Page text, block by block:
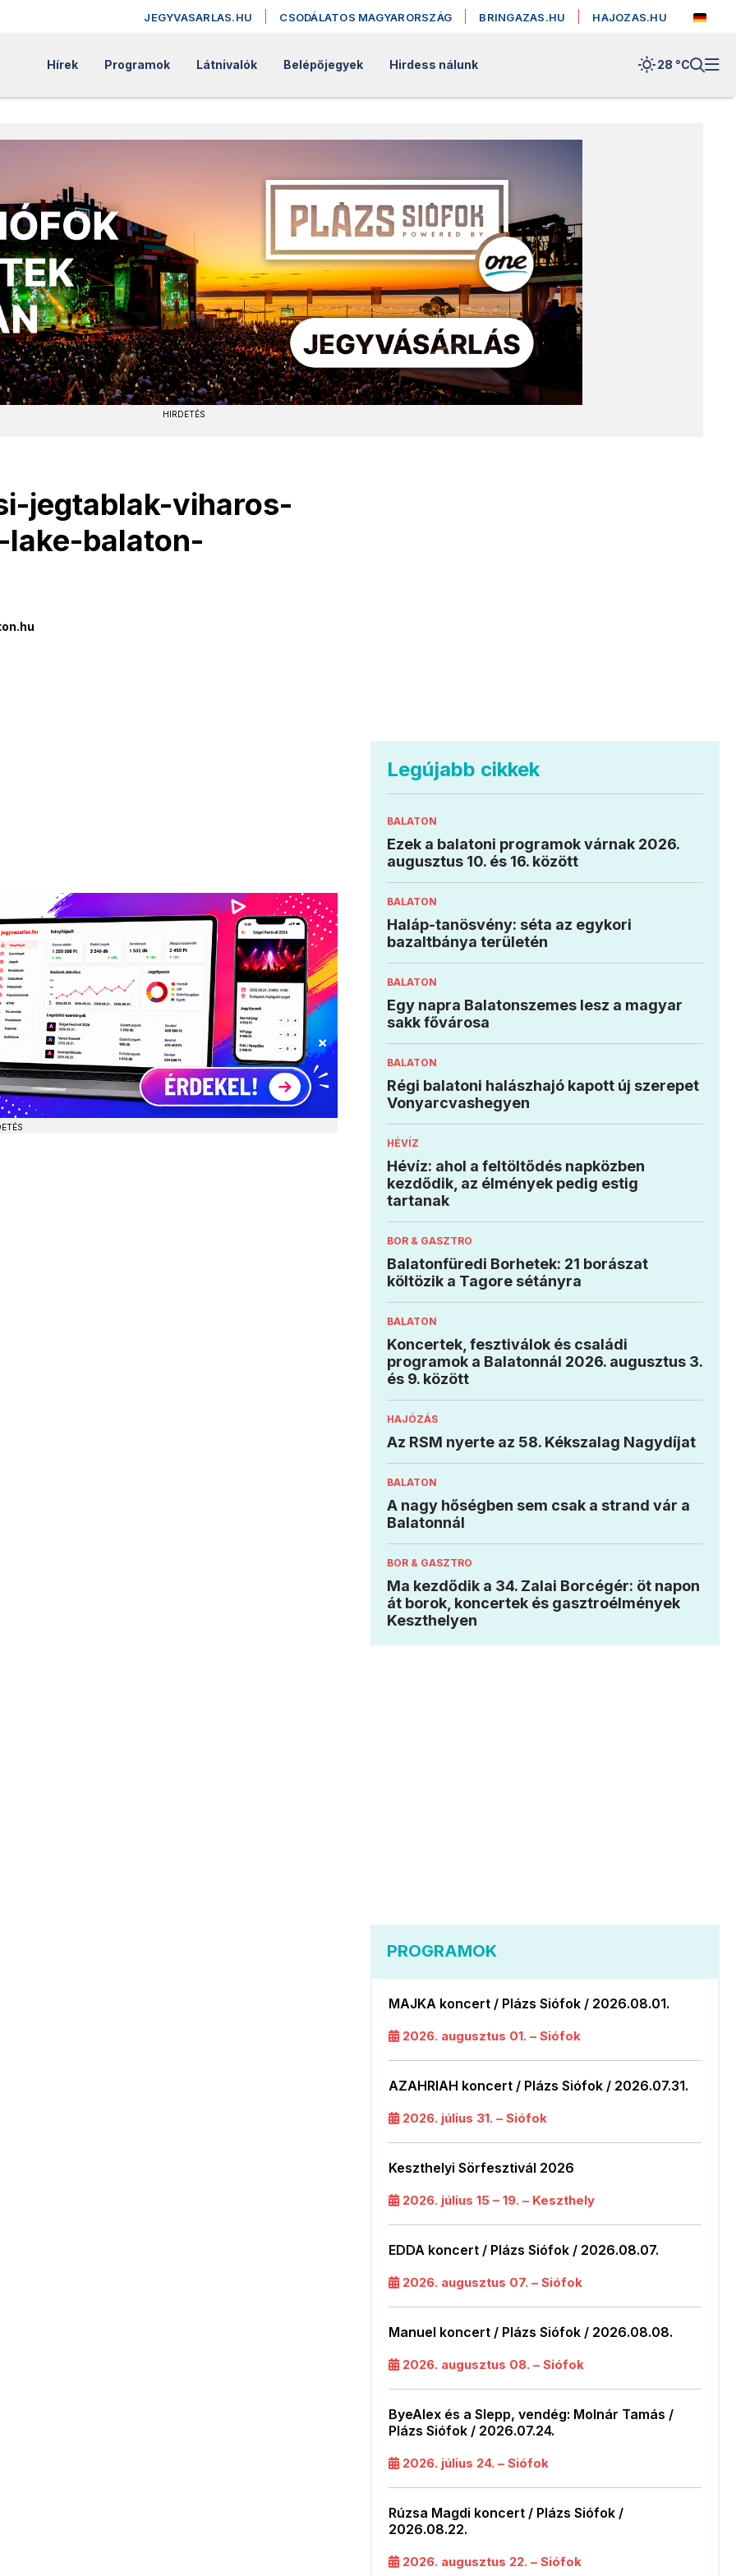
JEGYVASARLAS.HU CSODÁLATOS MAGYARORSZÁG BRINGAZAS.HU HAJOZAS.HU
Hírek Programok Látnivalók Belépőjegyek Hirdess nálunk 28 °C
HIRDETÉS
jegtablak-viharos-
balaton-
Legújabb cikkek
BALATON
Ezek a balatoni programok várnak 2026.
augusztus 10. és 16. között
BALATON
Haláp-tanösvény: séta az egykori
bazaltbánya területén
BALATON
Egy napra Balatonszemes lesz a magyar
sakk fővárosa
BALATON
Régi balatoni halászhajó kapott új szerepet
Vonyarcvashegyen
HÉVÍZ
Hévíz: ahol a feltöltődés napközben
kezdődik, az élmények pedig estig
tartanak
BOR & GASZTRO
Balatonfüredi Borhetek: 21 borászat
költözik a Tagore sétányra
BALATON
Koncertek, fesztiválok és családi
programok a Balatonnál 2026. augusztus 3.
és 9. között
HAJÓZÁS
Az RSM nyerte az 58. Kékszalag Nagydíjat
BALATON
A nagy hőségben sem csak a strand vár a
Balatonnál
BOR & GASZTRO
Ma kezdődik a 34. Zalai Borcégér: öt napon
át borok, koncertek és gasztroélmények
Keszthelyen
PROGRAMOK
MAJKA koncert / Plázs Siófok / 2026.08.01.
2026. augusztus 01. – Siófok
AZAHRIAH koncert / Plázs Siófok / 2026.07.31.
2026. július 31. – Siófok
Keszthelyi Sörfesztivál 2026
2026. július 15 – 19. – Keszthely
EDDA koncert / Plázs Siófok / 2026.08.07.
2026. augusztus 07. – Siófok
Manuel koncert / Plázs Siófok / 2026.08.08.
2026. augusztus 08. – Siófok
ByeAlex és a Slepp, vendég: Molnár Tamás /
Plázs Siófok / 2026.07.24.
2026. július 24. – Siófok
Rúzsa Magdi koncert / Plázs Siófok /
2026.08.22.
2026. augusztus 22. – Siófok